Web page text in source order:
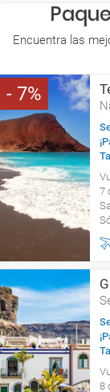
Encuentra las
7
7
8